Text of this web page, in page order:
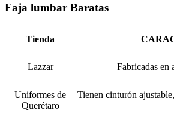
Faja lumbar Baratas
Tienda
Lazzar Fabricadas
Uniformes de
Querétaro
Tienen cinturón